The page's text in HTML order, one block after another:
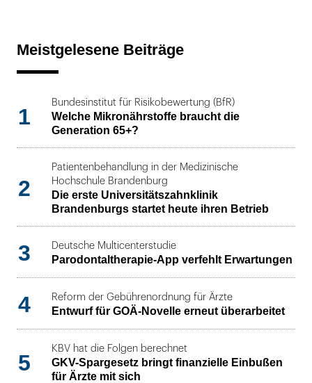
Meistgelesene Beiträge
1
Bundesinstitut für Risikobewertung (BfR)
Welche Mikronährstoffe braucht die
Generation 65+?
2
Patientenbehandlung in der Medizinische
Hochschule Brandenburg
Die erste Universitätszahnklinik
Brandenburgs startet heute ihren Betrieb
3 Deutsche Multicenterstudie
Parodontaltherapie-App verfehlt Erwartungen
4 Reform der Gebührenordnung für Ärzte
Entwurf für GOÄ-Novelle erneut überarbeitet
5
KBV hat die Folgen berechnet
GKV-Spargesetz bringt finanzielle Einbußen
für Ärzte mit sich